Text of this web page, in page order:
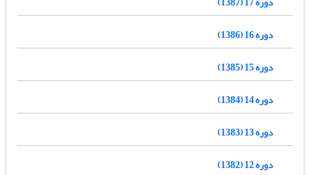
دوره 16 (1386)
دوره 15 (1385)
دوره 14 (1384)
دوره 13 (1383)
دوره 12 (1382)